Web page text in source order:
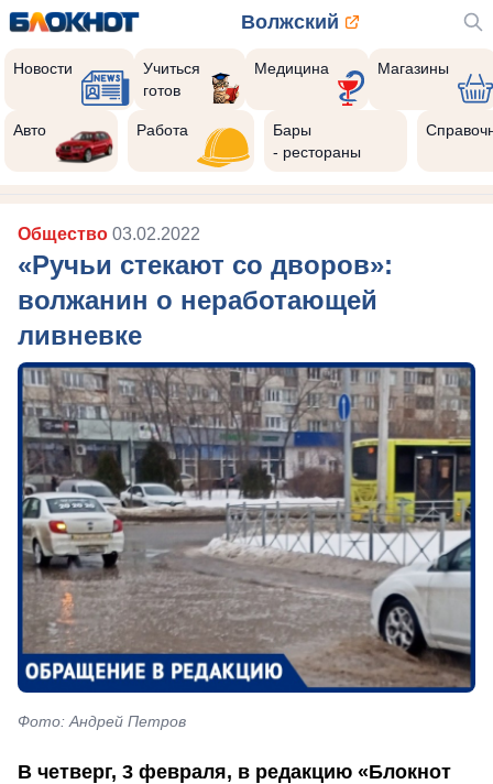
Волжский
Новости
Учиться
готов
Медицина Магазины
Авто Работа
Бары
- рестораны
Общество 03.02.2022
«Ручьи стекают со дворов»:
волжанин о неработающей
ливневке
Фото: Андрей Петров
В четверг, 3 февраля, в редакцию «Блокнот